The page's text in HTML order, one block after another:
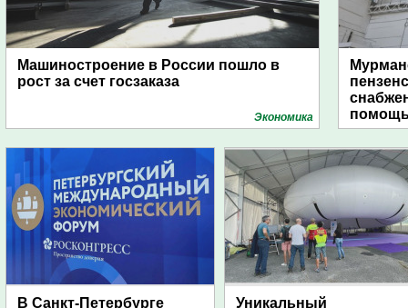
Машиностроение в России пошло в
рост за счет госзаказа
Экономика
В Санкт-Петербурге Уникальный